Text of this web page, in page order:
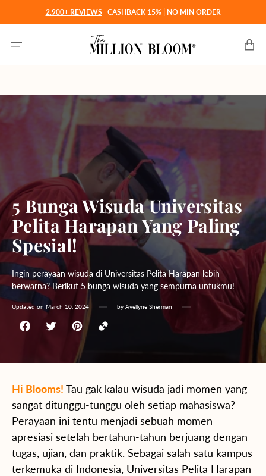
konten
2.900+ REVIEWS | CASHBACK 15% | NO MIN ORDER
5 Bunga Wisuda Universitas
Pelita Harapan Yang Paling
Spesial!
Ingin perayaan wisuda di Universitas Pelita Harapan lebih
berwarna? Berikut 5 bunga wisuda yang sempurna untukmu!
Updated on March 10, 2024 by Avellyne Sherman
Hi Blooms! Tau gak kalau wisuda jadi momen yang
sangat ditunggu-tunggu oleh setiap mahasiswa?
Perayaan ini tentu menjadi sebuah momen
apresiasi setelah bertahun-tahun berjuang dengan
tugas, ujian, dan praktik. Sebagai salah satu kampus
terkemuka di Indonesia, Universitas Pelita Harapan